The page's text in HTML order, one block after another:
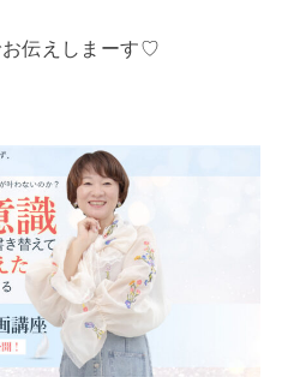
お伝えしまーす♡